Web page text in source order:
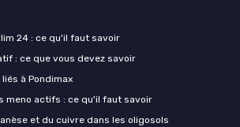
24 : ce qu'il faut savoir
: ce que vous devez savoir
à Pondimax
meno actifs : ce qu'il faut savoir
et du cuivre dans les oligosols